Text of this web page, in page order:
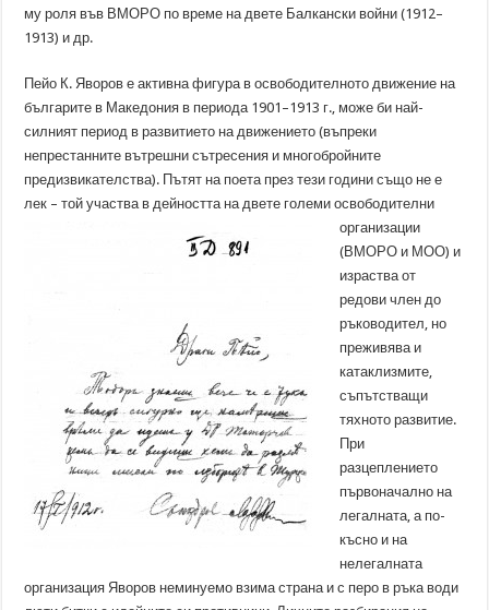
му роля във ВМОРО по време на двете Балкански войни (1912–
1913) и др.
Пейо К. Яворов е активна фигура в освободителното движение на
българите в Македония в периода 1901–1913 г., може би най-
силният период в развитието на движението (въпреки
непрестанните вътрешни сътресения и многобройните
предизвикателства). Пътят на поета през тези години също не е
лек – той участва в дейността надвете големи освободителни
организации
(ВМОРО и МОО) и
израства от
редови член до
ръководител, но
преживява и
катаклизмите,
съпътстващи
тяхното развитие.
При
разцеплението
първоначално на
легалната, а по-
късно и на
нелегалната
организация Яворов неминуемо взима страна и с перо в ръка води